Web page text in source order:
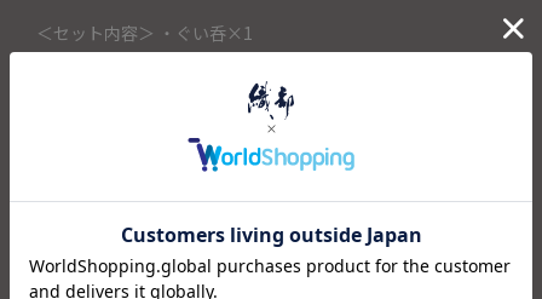
＜セット内容＞ ・ぐい呑×1
こちらの商品は織部下北沢店にて展示販売中の作品になりま
ご注文いただいたタイミングによって織部下北沢店頭で売り
切れた場合は、キャンセルさせて頂きます。
また織部下北沢店からの出荷になりますので、ご注文確認
予めご了承くださいませ。